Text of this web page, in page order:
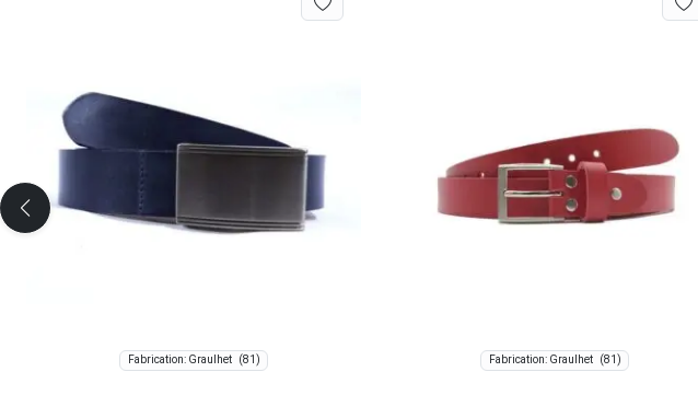
Fabrication: Graulhet (81) Fabrication: Graulhet (81)